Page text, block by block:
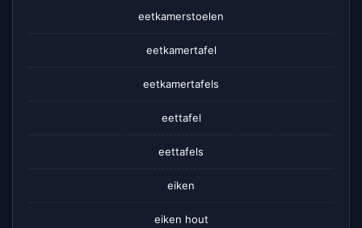
eetkamerstoelen
eetkamertafel
eetkamertafels
eettafel
eettafels
eiken
eiken hout